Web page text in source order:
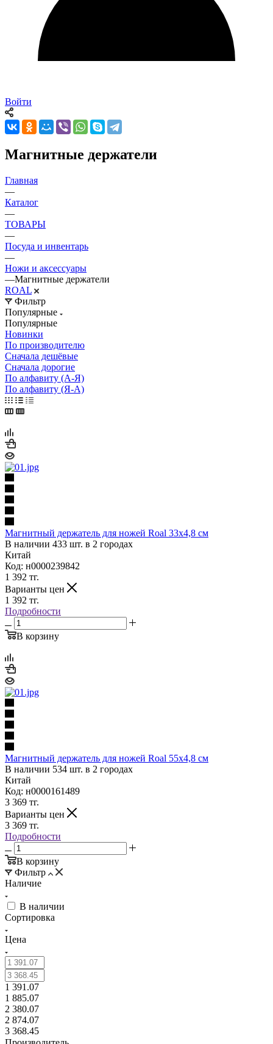
Войти
Магнитные держатели
Главная
—
Каталог
—
ТОВАРЫ
—
Посуда и инвентарь
—
Ножи и аксессуары
—Магнитные держатели
ROAL
Фильтр
Популярные
Популярные
Новинки
По производителю
Сначала дешёвые
Сначала дорогие
По алфавиту (А-Я)
По алфавиту (Я-А)
Магнитный держатель для ножей Roal 33х4,8 см
В наличии 433 шт. в 2 городах
Китай
Код: н0000239842
1 392 тг.
Варианты цен
1 392 тг.
Подробности
В корзину
Магнитный держатель для ножей Roal 55х4,8 см
В наличии 534 шт. в 2 городах
Китай
Код: н0000161489
3 369 тг.
Варианты цен
3 369 тг.
Подробности
В корзину
Фильтр
Наличие
В наличии
Сортировка
Цена
1 391.07
1 885.07
2 380.07
2 874.07
3 368.45